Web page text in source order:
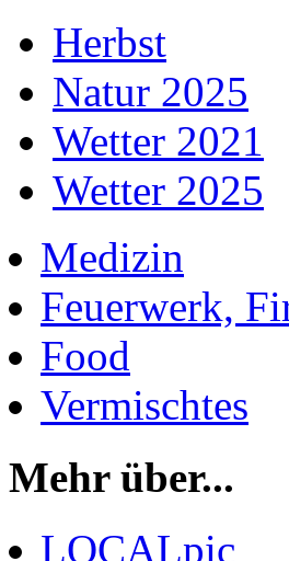
Herbst
Natur 2025
Wetter 2021
Wetter 2025
Medizin
Feuerwerk,
Food
Vermischtes
Mehr über...
LOCALpic